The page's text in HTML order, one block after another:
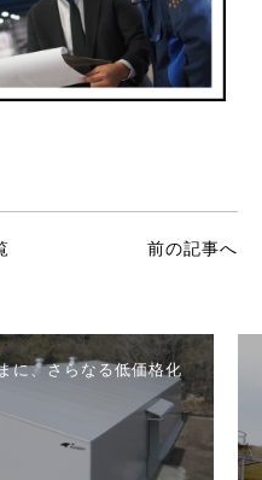
前の記事へ
に、さらなる低価格化